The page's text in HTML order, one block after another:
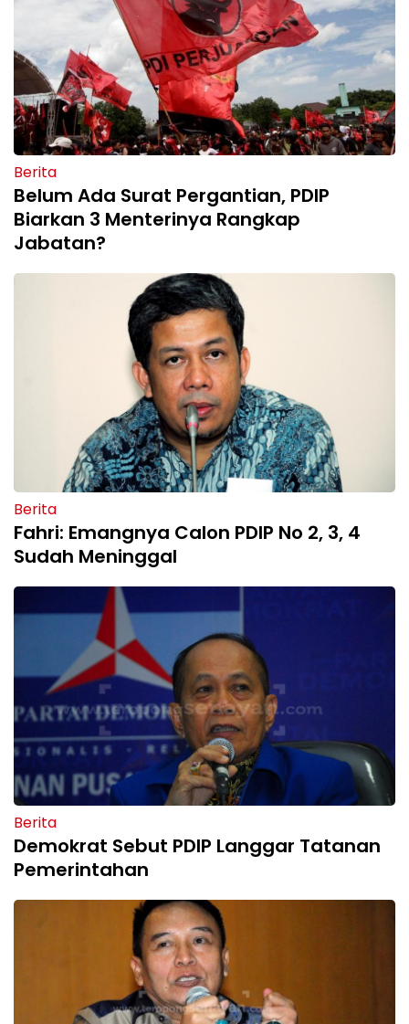
Berita
Belum Ada Surat Pergantian, PDIP
Biarkan 3 Menterinya Rangkap
Jabatan?
Berita
Fahri: Emangnya Calon PDIP No 2, 3, 4
Sudah Meninggal
Berita
Demokrat Sebut PDIP Langgar Tatanan
Pemerintahan